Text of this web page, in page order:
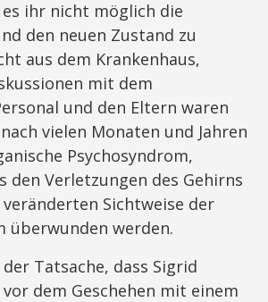
ihr nicht möglich die
den neuen Zustand zu
aus dem Krankenhaus,
mit dem
und den Eltern waren
vielen Monaten und Jahren
Psychosyndrom,
den Verletzungen des Gehirns
Sichtweise der
überwunden werden.
Tatsache, dass Sigrid
vor dem Geschehen mit einem